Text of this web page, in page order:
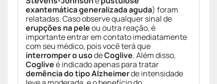
exantemática generalizada aguda) foram
relatadas. Caso observe qualquer sinal de
erupções na peleou outra reação, é
importante entrar em contato imediatamente
com seu médico, pois você terá que
interromper o usodeCoglive. Além disso,
Cogliveé indicado apenas para tratar
demência do tipo Alzheimerde intensidade